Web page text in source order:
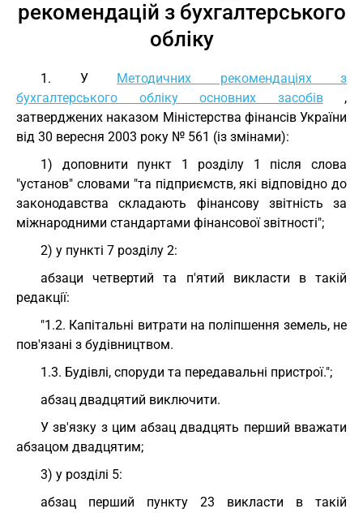
рекомендацій з бухгалтерського
обліку
1. У Методичних рекомендаціях з
бухгалтерського обліку основних засобів,
затверджених наказом Міністерства фінансів України
від 30 вересня 2003 року № 561 (із змінами):
1) доповнити пункт 1 розділу 1 після слова
"установ" словами "та підприємств, які відповідно до
законодавства складають фінансову звітність за
міжнародними стандартами фінансової звітності";
2) у пункті 7 розділу 2:
абзаци четвертий та п'ятий викласти в такій
редакції:
"1.2. Капітальні витрати на поліпшення земель, не
пов'язані з будівництвом.
1.3. Будівлі, споруди та передавальні пристрої.";
абзац двадцятий виключити.
У зв'язку з цим абзац двадцять перший вважати
абзацом двадцятим;
3) у розділі 5:
абзац перший пункту 23 викласти в такій